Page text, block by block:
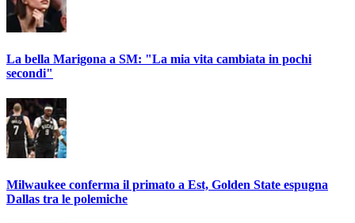
La bella Marigona a SM: "La mia vita cambiata in pochi
secondi"
Milwaukee conferma il primato a Est, Golden State espugna
Dallas tra le polemiche